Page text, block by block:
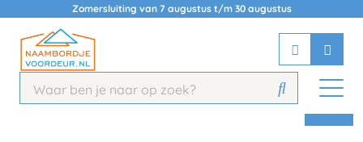
Zomersluiting van 7 augustus t/m 30 augustus
Chat 24/7 met onze chatbot voor
Contact